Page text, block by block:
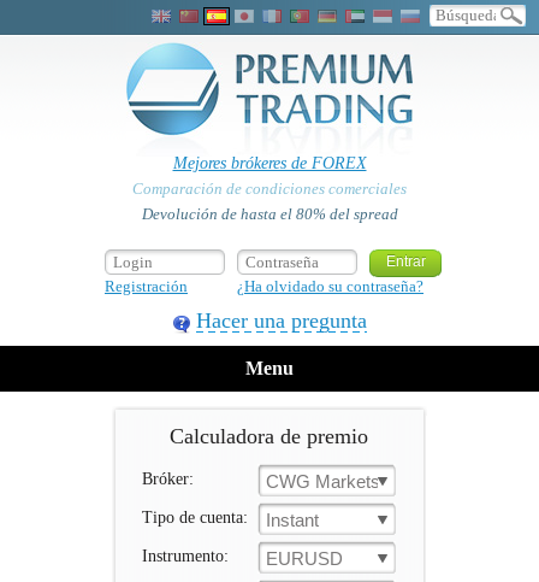
Mejores brókeres de FOREX
Comparación de condiciones comerciales
Devolución de hasta el 80% del spread
Registración ¿Ha olvidado su contraseña?
Hacer una pregunta
Menu
Calculadora de premio
Bróker: CWG Markets
Tipo de cuenta: Instant
Instrumento: EURUSD